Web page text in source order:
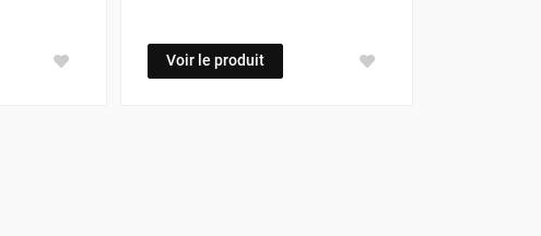
Voir le produit